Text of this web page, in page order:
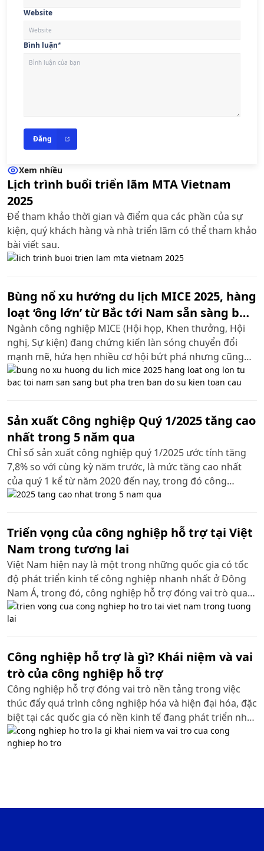
Website
Bình luận*
Đăng
Xem nhiều
Lịch trình buổi triển lãm MTA Vietnam
2025
Để tham khảo thời gian và điểm qua các phần của sự
kiện, quý khách hàng và nhà triển lãm có thể tham khảo
bài viết sau.
Bùng nổ xu hướng du lịch MICE 2025, hàng
loạt ‘ông lớn’ từ Bắc tới Nam sẵn sàng bứt
phá trên bản đồ sự kiện toàn cầu
Ngành công nghiệp MICE (Hội họp, Khen thưởng, Hội
nghị, Sự kiện) đang chứng kiến làn sóng chuyển đổi
mạnh mẽ, hứa hẹn nhiều cơ hội bứt phá nhưng cũng
đặt ra không ít thách thức. Trong cuộc đua này, các
thương hiệu lớn và điểm đến MICE trọng điểm tại Việt
đa tiềm năng để bứt phá trên bản đồ sự kiện toàn cầu.
Sản xuất Công nghiệp Quý 1/2025 tăng cao
nhất trong 5 năm qua
Chỉ số sản xuất công nghiệp quý 1/2025 ước tính tăng
7,8% so với cùng kỳ năm trước, là mức tăng cao nhất
của quý 1 kể từ năm 2020 đến nay, trong đó công
nghiệp chế biến, chế tạo tăng 9,5%...
Triển vọng của công nghiệp hỗ trợ tại Việt
Nam trong tương lai
Việt Nam hiện nay là một trong những quốc gia có tốc
độ phát triển kinh tế công nghiệp nhanh nhất ở Đông
Nam Á, trong đó, công nghiệp hỗ trợ đóng vai trò quan
trọng, là nền tảng vững chắc cho sự phát triển bền
vững của nền kinh tế. Ngành công nghiệp hỗ trợ không
giúp Việt Nam giảm bớt sự phụ thuộc vào nhập khẩu,
nâng cao năng lực cạnh tranh quốc tế. Dưới đây là cái
nhìn tổng quan về triển vọng phát triển của công
nghiệp hỗ trợ tại Việt Nam trong tương lai, giúp các
doanh nghiệp định hướng chiến lược phát triển trong
bối cảnh đầy thách thức và cơ hội này.
Công nghiệp hỗ trợ là gì? Khái niệm và vai
trò của công nghiệp hỗ trợ
Công nghiệp hỗ trợ đóng vai trò nền tảng trong việc
thúc đẩy quá trình công nghiệp hóa và hiện đại hóa, đặc
biệt tại các quốc gia có nền kinh tế đang phát triển như
Việt Nam. Tuy nhiên, so với những nước như Trung
Quốc, Nhật Bản hay Hàn Quốc, ngành công nghiệp hỗ